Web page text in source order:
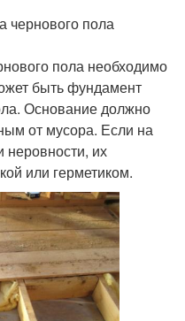
чернового пола
пола необходимо
быть фундамент
Основание должно
от мусора. Если на
неровности, их
или герметиком.